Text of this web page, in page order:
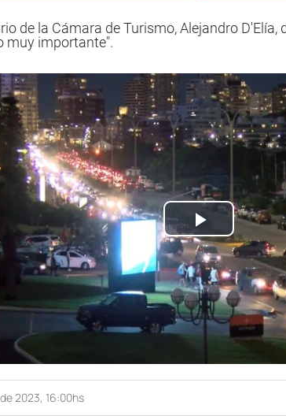
de la Cámara de Turismo, Alejandro
muy importante".
Play
Video
2023, 16:00hs